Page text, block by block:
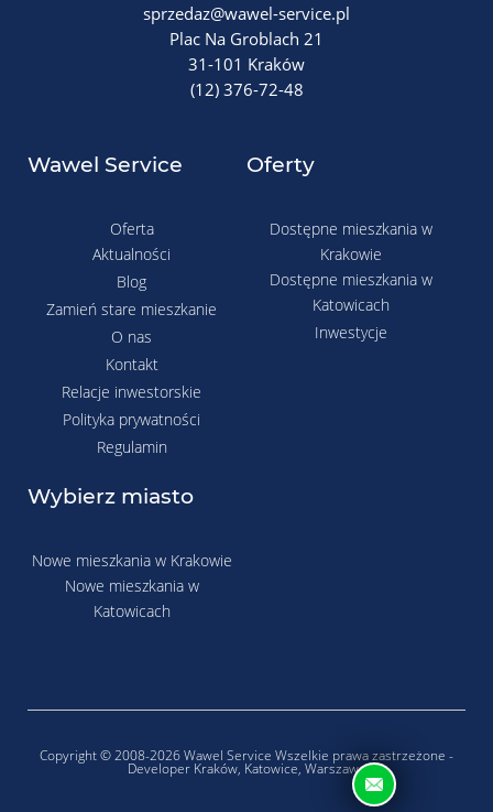
sprzedaz@wawel-service.pl
Plac Na Groblach 21
31-101 Kraków
(12) 376-72-48
Wawel Service
Oferta
Aktualności
Blog
Zamień stare mieszkanie
O nas
Kontakt
Relacje inwestorskie
Polityka prywatności
Regulamin
Oferty
Dostępne mieszkania w
Krakowie
Dostępne mieszkania w
Katowicach
Inwestycje
Wybierz miasto
Nowe mieszkania w Krakowie
Nowe mieszkania w
Katowicach
Copyright © 2008-2026 Wawel Service Wszelkie prawa zastrzeżone -
Developer Kraków, Katowice, Warszawa